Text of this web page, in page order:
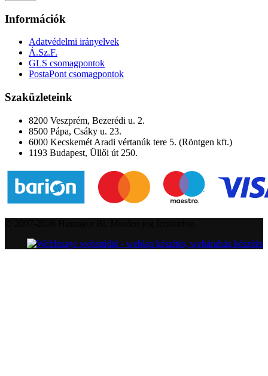
Információk
Adatvédelmi irányelvek
Á.Sz.F.
GLS csomagpontok
PostaPont csomagpontok
Szaküzleteink
8200 Veszprém, Bezerédi u. 2.
8500 Pápa, Csáky u. 23.
6000 Kecskemét Aradi vértanúk tere 5. (Röntgen kft.)
1193 Budapest, Üllői út 250.